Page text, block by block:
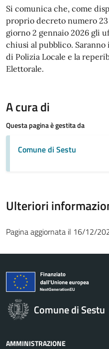
Si comunica che, come
proprio decreto numero
giorno 2 gennaio 2026 gli
chiusi al pubblico.
di Polizia Locale e la
Elettorale.
A cura di
Questa pagina è gestita da
Comune di Sestu
Ulteriori
Pagina aggiornata il 16/12/
Comune di Sestu
AMMINISTRAZIONE